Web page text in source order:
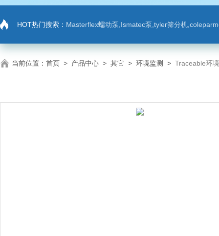
HOT热门搜索： Masterflex蠕动泵,Ismatec泵,tyler筛分机,coleparmer,注射
当前位置： 首页 > 产品中心 > 其它 > 环境监测 > Traceable环